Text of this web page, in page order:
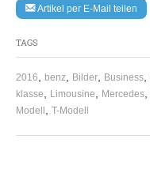
Artikel per E-Mail teilen
TAGS
2016 benz Bilder Business
klasse Limousine Mercedes
Modell
T-Modell